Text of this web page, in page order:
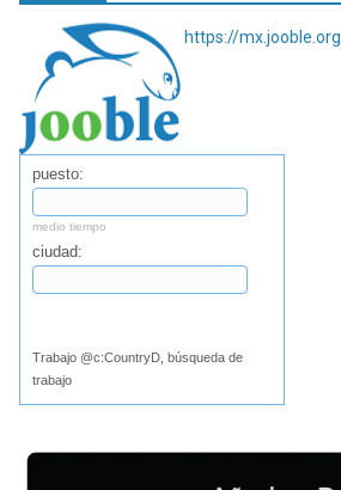
https://mx.jooble.org
puesto:
medio tiempo
ciudad:
Trabajo @c:CountryD, búsqueda de
trabajo